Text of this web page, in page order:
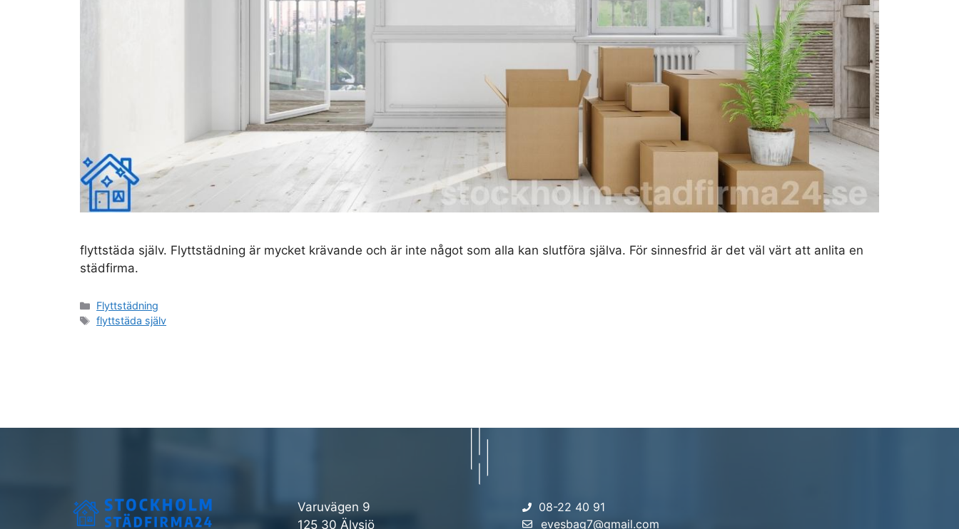
flyttstäda själv. Flyttstädning är mycket krävande och är inte något som alla kan slutföra själva. För sinnesfrid är det väl värt att anlita en
städfirma.
Kategorier
Flyttstädning
Etiketter
flyttstäda själv
Varuvägen 9
125 30 Älvsjö
08-22 40 91
evesbag7@gmail.com